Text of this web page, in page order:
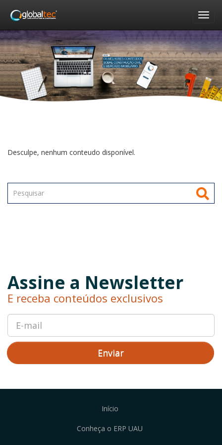
Desculpe, nenhum conteudo disponível.
Assine a Newsletter
E receba conteúdos exclusivos
Enviar
Início
Conheça o ERP UAU